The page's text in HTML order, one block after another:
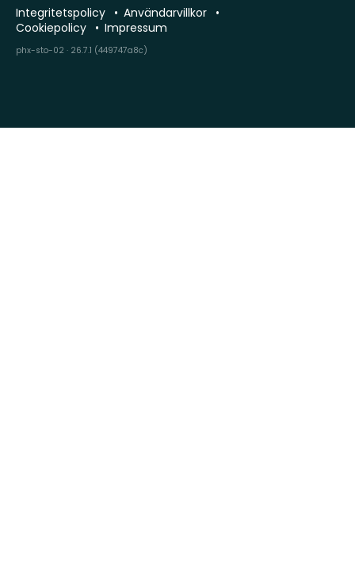
Integritetspolicy
Användarvillkor
Cookiepolicy
Impressum
phx-sto-02 · 26.7.1 (449747a8c)